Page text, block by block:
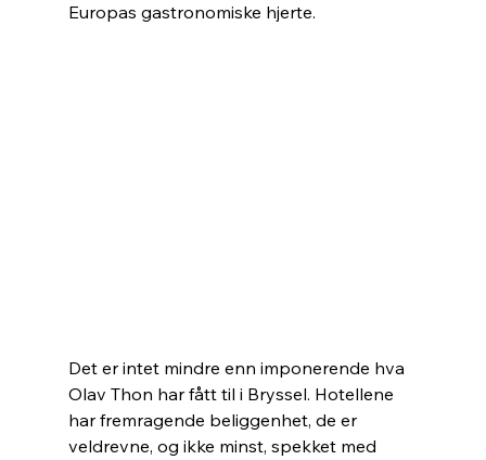
Europas gastronomiske hjerte.
Det er intet mindre enn imponerende hva
Olav Thon har fått til i Bryssel. Hotellene
har fremragende beliggenhet, de er
veldrevne, og ikke minst, spekket med